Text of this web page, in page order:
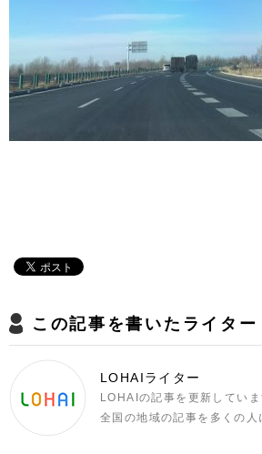
この記事を書いたライター
LOHAIライター
LOHAIの記事を更新していま
全国の地域の記事を多くの人